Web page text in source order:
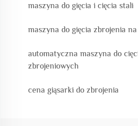
maszyna do gięcia i cięcia stali
maszyna do gięcia zbrojenia
automatyczna maszyna do
zbrojeniowych
cena giąsarki do zbrojenia